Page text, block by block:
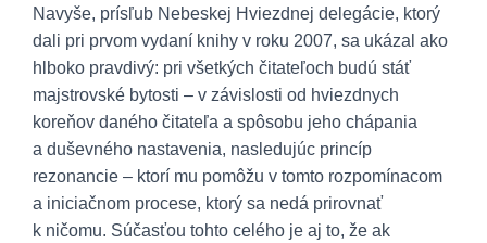
Navyše, prísľub Nebeskej Hviezdnej delegácie, ktorý
dali pri prvom vydaní knihy v roku 2007, sa ukázal ako
hlboko pravdivý: pri všetkých čitateľoch budú stáť
majstrovské bytosti – v závislosti od hviezdnych
koreňov daného čitateľa a spôsobu jeho chápania
a duševného nastavenia, nasledujúc princíp
rezonancie – ktorí mu pomôžu v tomto rozpomínacom
a iniciačnom procese, ktorý sa nedá prirovnať
k ničomu. Súčasťou tohto celého je aj to, že ak